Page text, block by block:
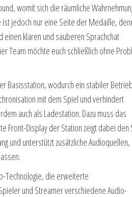
womit sich die räumliche
jedoch nur eine Seite der Medaille,
klaren und sauberen Sprachchat
Team möchte euch schließlich ohne
Basisstation, wodurch ein stabiler
mit dem Spiel und verhindert
auch als Ladestation. Dazu muss das
Front-Display der Station zeigt dabei den
und unterstützt zusätzliche Audioquellen,
Technologie, die erweiterte
und Streamer verschiedene Audio-